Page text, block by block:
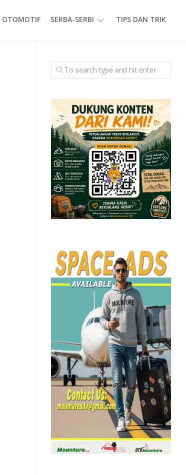
OTOMOTIF SERBA-SERBI
GAYA
HIDUP
TIPS DAN TRIK